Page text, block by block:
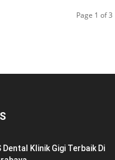
Page 1 of 3
Dental Klinik Gigi Terbaik Di